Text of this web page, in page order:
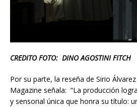
CREDITO FOTO: DINO AGOSTINI FITCH
Por su parte, la reseña de Sirio
Magazine señala: “La producción
y sensorial única que honra su título: